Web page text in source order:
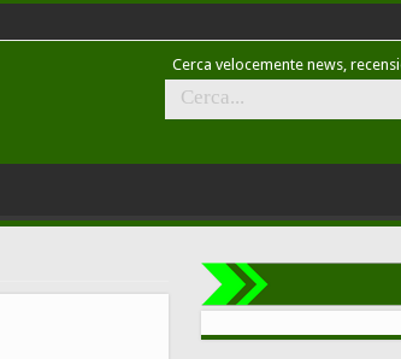
Cerca velocemente news,